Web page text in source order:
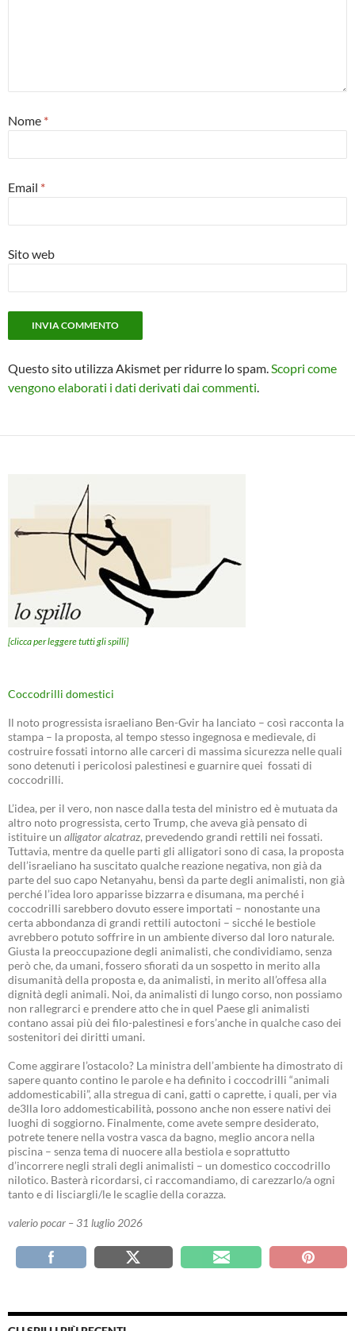
Nome *
Email *
Sito web
Questo sito utilizza Akismet per ridurre lo spam. Scopri come
vengono elaborati i dati derivati dai commenti
[clicca per leggere tutti gli spilli]
Coccodrilli domestici
Il noto progressista israeliano Ben-Gvir ha lanciato – così racconta la
stampa – la proposta, al tempo stesso ingegnosa e medievale, di
costruire fossati intorno alle carceri di massima sicurezza nelle quali
sono detenuti i pericolosi palestinesi e guarnire quei fossati di
coccodrilli.
L’idea, per il vero, non nasce dalla testa del ministro ed è mutuata da
altro noto progressista, certo Trump, che aveva già pensato di
istituire un alligator alcatraz, prevedendo grandi rettili nei fossati.
Tuttavia, mentre da quelle parti gli alligatori sono di casa, la proposta
dell’israeliano ha suscitato qualche reazione negativa, non già da
parte del suo capo Netanyahu, bensì da parte degli animalisti, non già
perché l’idea loro apparisse bizzarra e disumana, ma perché i
coccodrilli sarebbero dovuto essere importati – nonostante una
certa abbondanza di grandi rettili autoctoni – sicché le bestiole
avrebbero potuto soffrire in un ambiente diverso dal loro naturale.
Giusta la preoccupazione degli animalisti, che condividiamo, senza
però che, da umani, fossero sfiorati da un sospetto in merito alla
disumanità della proposta e, da animalisti, in merito all’offesa alla
dignità degli animali. Noi, da animalisti di lungo corso, non possiamo
non rallegrarci e prendere atto che in quel Paese gli animalisti
contano assai più dei filo-palestinesi e fors’anche in qualche caso dei
sostenitori dei diritti umani.
Come aggirare l’ostacolo? La ministra dell’ambiente ha dimostrato di
sapere quanto contino le parole e ha definito i coccodrilli “animali
addomesticabili”, alla stregua di cani, gatti o caprette, i quali, per via
de3lla loro addomesticabilità, possono anche non essere nativi dei
luoghi di soggiorno. Finalmente, come avete sempre desiderato,
potrete tenere nella vostra vasca da bagno, meglio ancora nella
piscina – senza tema di nuocere alla bestiola e soprattutto
d’incorrere negli strali degli animalisti – un domestico coccodrillo
nilotico. Basterà ricordarsi, ci raccomandiamo, di carezzarlo/a ogni
tanto e di lisciargli/le le scaglie della corazza.
valerio pocar – 31 luglio 2026